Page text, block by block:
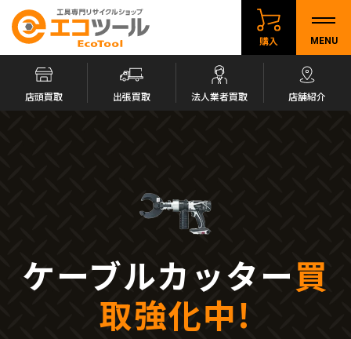
購入 MENU
店頭買取 出張買取 法人業者買取 店舗紹介
ケーブルカッター買
取強化中!